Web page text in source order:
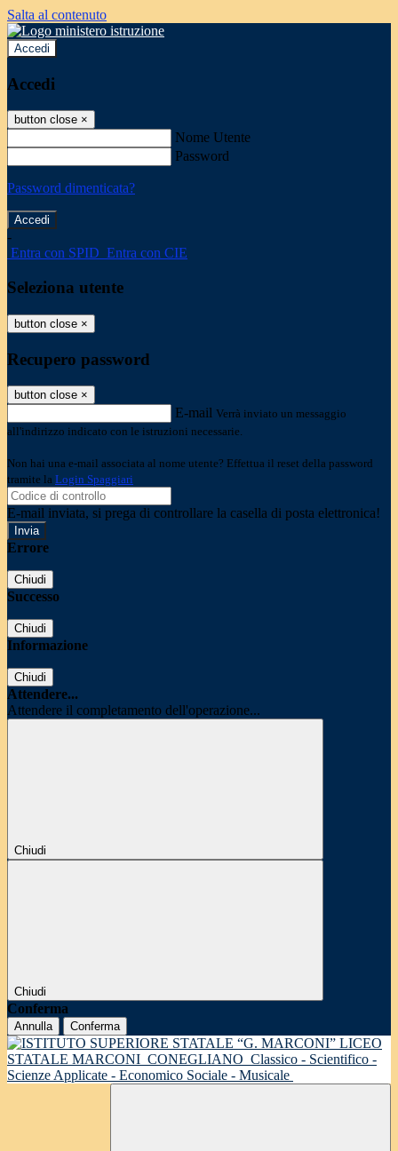
Salta al contenuto
Accedi
Accedi
button close ×
Nome Utente
Password
Password dimenticata?
-
Entra con SPID Entra con CIE
Seleziona utente
button close ×
Recupero password
button close ×
E-mail Verrà inviato un messaggio
all'indirizzo indicato con le istruzioni necessarie.
Non hai una e-mail associata al nome utente? Effettua il reset della password
tramite la Login Spaggiari
E-mail inviata, si prega di controllare la casella di posta elettronica!
Errore
Chiudi
Successo
Chiudi
Informazione
Chiudi
Attendere...
Attendere il completamento dell'operazione...
Chiudi
Chiudi
Conferma
Annulla Conferma
LICEO
STATALE MARCONI CONEGLIANO Classico - Scientifico -
Scienze Applicate - Economico Sociale - Musicale